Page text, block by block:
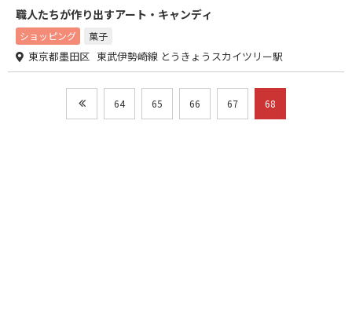
職人たちが作り出すアート・キャンディ
ショッピング 菓子
東京都墨田区 東武伊勢崎線 とうきょうスカイツリー駅
64 65 66 67 68